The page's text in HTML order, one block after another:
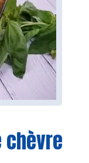
chèvre